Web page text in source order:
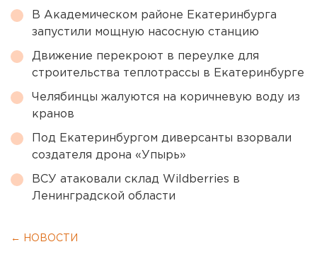
В Академическом районе Екатеринбурга
запустили мощную насосную станцию
Движение перекроют в переулке для
строительства теплотрассы в Екатеринбурге
Челябинцы жалуются на коричневую воду из
кранов
Под Екатеринбургом диверсанты взорвали
создателя дрона «Упырь»
ВСУ атаковали склад Wildberries в
Ленинградской области
← НОВОСТИ